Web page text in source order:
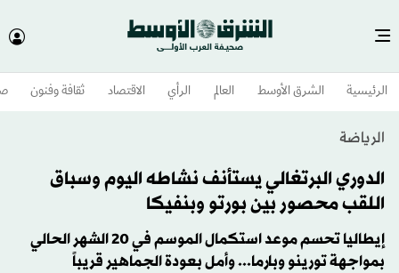
الرئيسية الشرق الأوسط​ العالم الرأي الاقتصاد ثقافة وفنون
الرياضة
الدوري البرتغالي يستأنف نشاطه اليوم وسباق
اللقب محصور بين بورتو وبنفيكا
إيطاليا تحسم موعد استكمال الموسم في 20 الشهر الحالي
بمواجهة تورينو وبارما... وأمل بعودة الجماهير قريباً